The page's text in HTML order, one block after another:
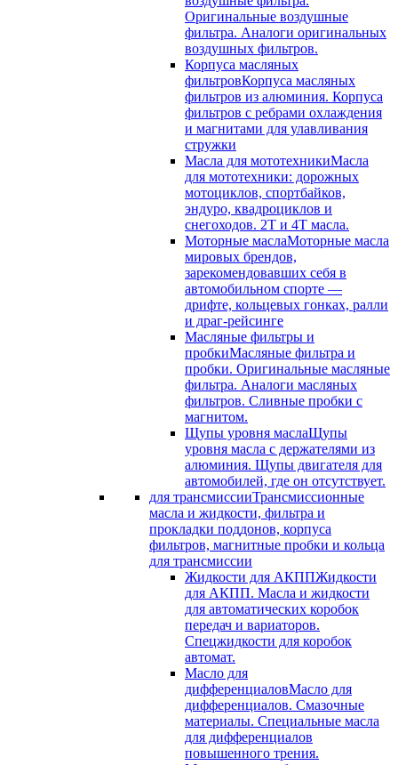
Оригинальные воздушные
фильтра. Аналоги оригинальных
воздушных фильтров.
Корпуса масляных
фильтровКорпуса масляных
фильтров из алюминия. Корпуса
фильтров с ребрами охлаждения
и магнитами для улавливания
стружки
Масла для мототехникиМасла
для мототехники: дорожных
мотоциклов, спортбайков,
эндуро, квадроциклов и
снегоходов. 2T и 4T масла.
Моторные маслаМоторные масла
мировых брендов,
зарекомендовавших себя в
автомобильном спорте —
дрифте, кольцевых гонках, ралли
и драг-рейсинге
Масляные фильтры и
пробкиМасляные фильтра и
пробки. Оригинальные масляные
фильтра. Аналоги масляных
фильтров. Сливные пробки с
магнитом.
Щупы уровня маслаЩупы
уровня масла с держателями из
алюминия. Щупы двигателя для
автомобилей, где он отсутствует.
для трансмиссииТрансмиссионные
масла и жидкости, фильтра и
прокладки поддонов, корпуса
фильтров, магнитные пробки и кольца
для трансмиссии
Жидкости для АКППЖидкости
для АКПП. Масла и жидкости
для автоматических коробок
передач и вариаторов.
Спецжидкости для коробок
автомат.
Масло для
дифференциаловМасло для
дифференциалов. Смазочные
материалы. Специальные масла
для дифференциалов
повышенного трения.